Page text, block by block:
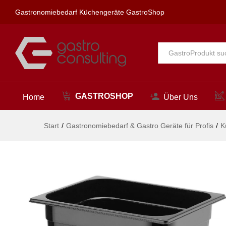
Gastronomiebedarf Küchengeräte GastroShop
Alle
Home GASTROSHOP Über Uns
Start / Gastronomiebedarf & Gastro Geräte für Profis /
325x265x(H)150mm